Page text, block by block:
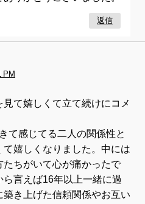
返信
PM
て嬉しくて立て続けにコメ
て感じてる二人の関係性と
嬉しくなりました。中には
ちがいて心が痛かったで
言えば16年以上一緒に過
築き上げた信頼関係やお互い